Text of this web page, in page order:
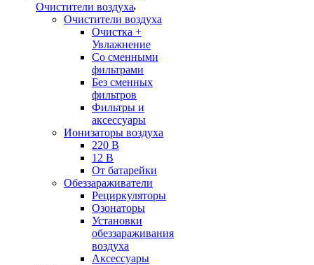
Очистители воздуха
Очистители воздуха
Очистка +
Увлажнение
Cо сменными
фильтрами
Без сменных
фильтров
Фильтры и
аксессуары
Ионизаторы воздуха
220 В
12 В
От батарейки
Обеззараживатели
Рециркуляторы
Озонаторы
Установки
обеззараживания
воздуха
Аксессуары